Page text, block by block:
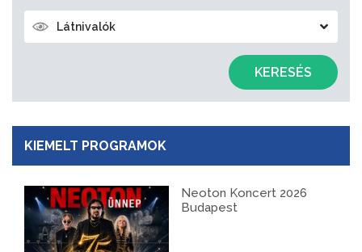
Látnivalók
KERESÉS
KIEMELT PROGRAMOK
Neoton Koncert 2026
Budapest